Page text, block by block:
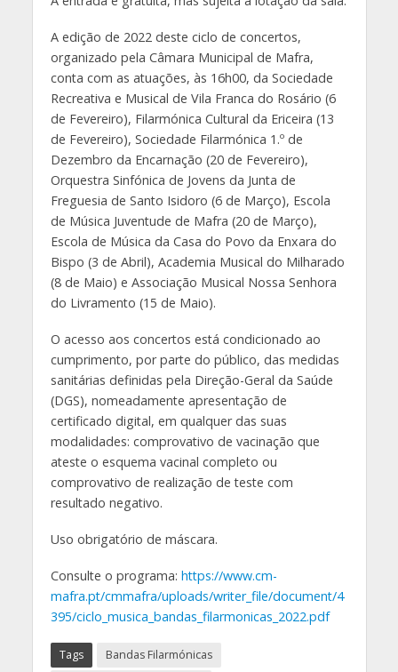
A edição de 2022 deste ciclo de concertos,
organizado pela Câmara Municipal de Mafra,
conta com as atuações, às 16h00, da Sociedade
Recreativa e Musical de Vila Franca do Rosário (6
de Fevereiro), Filarmónica Cultural da Ericeira (13
de Fevereiro), Sociedade Filarmónica 1.º de
Dezembro da Encarnação (20 de Fevereiro),
Orquestra Sinfónica de Jovens da Junta de
Freguesia de Santo Isidoro (6 de Março), Escola
de Música Juventude de Mafra (20 de Março),
Escola de Música da Casa do Povo da Enxara do
Bispo (3 de Abril), Academia Musical do Milharado
(8 de Maio) e Associação Musical Nossa Senhora
do Livramento (15 de Maio).
O acesso aos concertos está condicionado ao
cumprimento, por parte do público, das medidas
sanitárias definidas pela Direção-Geral da Saúde
(DGS), nomeadamente apresentação de
certificado digital, em qualquer das suas
modalidades: comprovativo de vacinação que
ateste o esquema vacinal completo ou
comprovativo de realização de teste com
resultado negativo.
Uso obrigatório de máscara.
Consulte o programa: https://www.cm-
mafra.pt/cmmafra/uploads/writer_file/document/4
395/ciclo_musica_bandas_filarmonicas_2022.pdf
Tags
Bandas Filarmónicas